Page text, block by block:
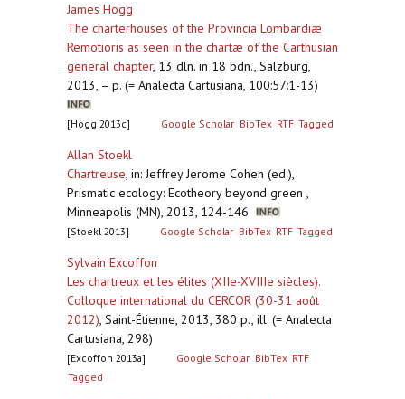
James Hogg
The charterhouses of the Provincia Lombardiæ
Remotioris as seen in the chartæ of the Carthusian
general chapter, 13 dln. in 18 bdn., Salzburg,
2013, – p. (= Analecta Cartusiana, 100:57:1-13)
[Hogg 2013c] Google Scholar BibTex RTF Tagged
Allan Stoekl
Chartreuse, in: Jeffrey Jerome Cohen (ed.),
Prismatic ecology: Ecotheory beyond green ,
Minneapolis (MN), 2013, 124-146
[Stoekl 2013] Google Scholar BibTex RTF Tagged
Sylvain Excoffon
Les chartreux et les élites (XIIe-XVIIIe siècles).
Colloque international du CERCOR (30-31 août
2012), Saint-Étienne, 2013, 380 p., ill. (= Analecta
Cartusiana, 298)
[Excoffon 2013a] Google Scholar BibTex RTF
Tagged